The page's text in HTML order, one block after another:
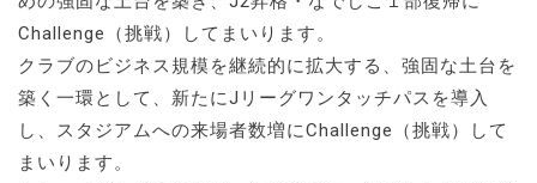
Challenge（挑戦）してまいります。
クラブのビジネス規模を継続的に拡大する、強固な土台を
築く一環として、新たにJリーグワンタッチパスを導入
し、スタジアムへの来場者数増にChallenge（挑戦）して
まいります。